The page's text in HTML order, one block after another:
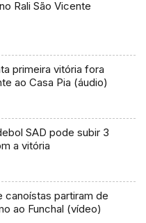
Rali São Vicente
primeira vitória fora
ao Casa Pia (áudio)
SAD pode subir 3
a vitória
canoístas partiram de
ao Funchal (vídeo)